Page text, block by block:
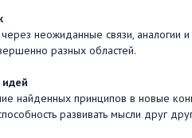
неожиданные связи, аналогии
разных областей.
идей
найденных принципов в новые
развивать мысли друг